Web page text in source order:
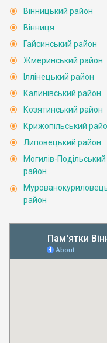
Вінницький район
Вінниця
Гайсинський район
Жмеринський район
Іллінецький район
Калинівський район
Козятинський район
Крижопільський
Липовецький район
Могилів-Подільський
район
район